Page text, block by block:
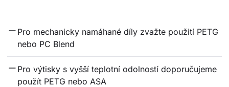
Pro mechanicky namáhané díly zvažte použití PETG
nebo PC Blend
Pro výtisky s vyšší teplotní odolností doporučujeme
použít PETG nebo ASA